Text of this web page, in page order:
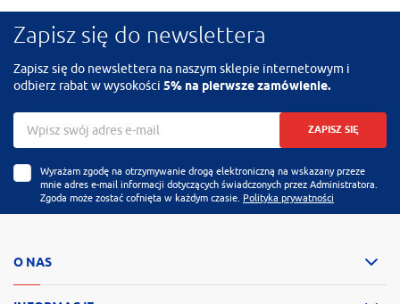
Zapisz się do newslettera
Zapisz się do newslettera na naszym sklepie internetowym i
odbierz rabat w wysokości 5% na pierwsze zamówienie.
ZAPISZ SIĘ
Wyrażam zgodę na otrzymywanie drogą elektroniczną na wskazany przeze
mnie adres e-mail informacji dotyczących świadczonych przez Administratora.
Zgoda może zostać cofnięta w każdym czasie. Polityka prywatności
O NAS